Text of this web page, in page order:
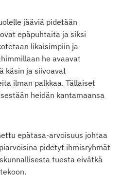
jääviä pidetään
epäpuhtaita ja siksi
likaisimpiin ja
he avaavat
käsin ja siivoavat
ilman palkkaa. Tällaiset
heidän kantamaansa
epätasa-arvoisuus johtaa
pidetyt ihmisryhmät
tuesta eivätkä